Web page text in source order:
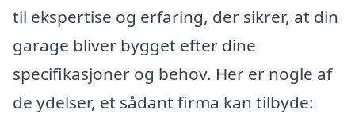
til ekspertise og erfaring, der sikrer, at din
garage bliver bygget efter dine
specifikasjoner og behov. Her er nogle af
de ydelser, et sådant firma kan tilbyde: